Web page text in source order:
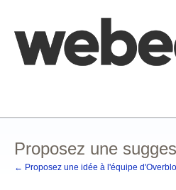
contenu
Proposez une
← Proposez une idée à l'équipe